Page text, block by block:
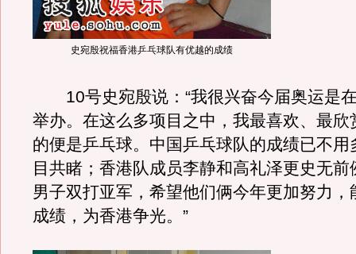
史宛殷祝福香港乒乓球队有优越的成绩
10号史宛殷说：“我很兴奋今届奥运是
举办。在这么多项目之中，我最喜欢、最欣
的便是乒乓球。中国乒乓球队的成绩已不用
目共睹；香港队成员李静和高礼泽更史无前
男子双打亚军，希望他们俩今年更加努力，
成绩，为香港争光。”